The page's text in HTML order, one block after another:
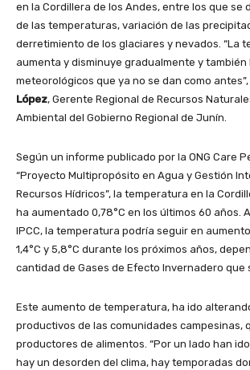
en la Cordillera de los Andes, entre los que se
de las temperaturas, variación de las
derretimiento de los glaciares y nevados. “La
aumenta y disminuye gradualmente y
meteorológicos que ya no se dan como
López, Gerente Regional de Recursos
Ambiental del Gobierno Regional de Junín.
Según un informe publicado por la ONG Care
“Proyecto Multipropósito en Agua y Gestión
Recursos Hídricos”, la temperatura en la
ha aumentado 0,78°C en los últimos 60 años.
IPCC, la temperatura podría seguir en
1,4°C y 5,8°C durante los próximos años,
cantidad de Gases de Efecto Invernadero que
Este aumento de temperatura, ha ido
productivos de las comunidades campesinas,
productores de alimentos. “Por un lado han
hay un desorden del clima, hay temporadas